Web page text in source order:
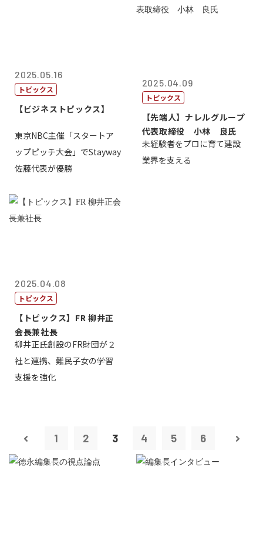
2025.05.16
トピックス
【ビジネストピックス】
東京NBC主催「スタートア
ップピッチ大会」でStayway
佐藤代表が優勝
2025.04.09
トピックス
【先端人】ナレルグループ
代表取締役 小林 良氏
未経験者をプロに育て建設
業界を支える
2025.04.08
トピックス
【トピックス】FR 柳井正
会長兼社長
柳井正氏創設のFR財団が２
社と連携、難民子女の学習
支援を強化
1 2 3 4 5 6